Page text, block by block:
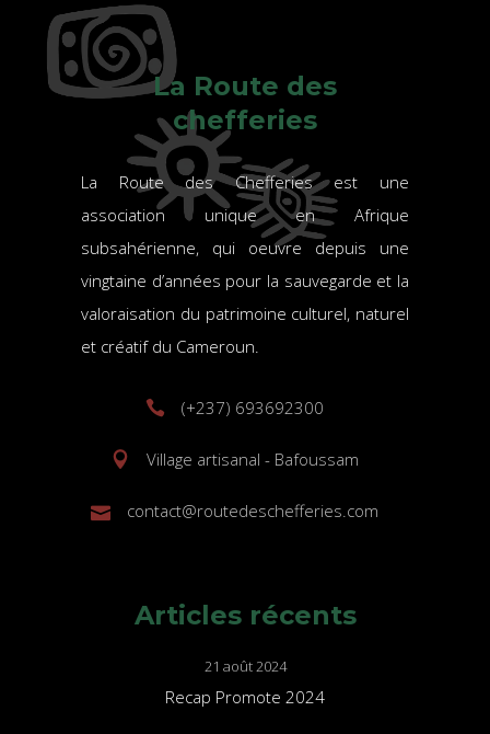
La Route des
chefferies
La Route des Chefferies est une
association unique en Afrique
subsahérienne, qui oeuvre depuis une
vingtaine d’années pour la sauvegarde et la
valoraisation du patrimoine culturel, naturel
et créatif du Cameroun.
(+237) 693692300
Village artisanal - Bafoussam
contact@routedeschefferies.com
Articles récents
21 août 2024
Recap Promote 2024